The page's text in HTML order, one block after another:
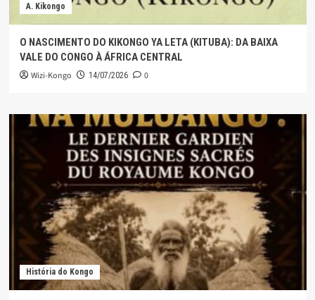
A. Kikongo
O NASCIMENTO DO KIKONGO YA LETA (KITUBA): DA BAIXA
VALE DO CONGO À ÁFRICA CENTRAL
Wizi-Kongo 14/07/2026 0
História do Kongo